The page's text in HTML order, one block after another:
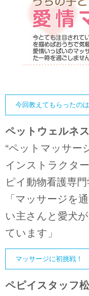
今回教えてもらったのは
ペットウェルネ
“ペットマッサー
インストラクタ
ピイ動物看護専
「マッサージを
い主さんと愛犬
ています」
マッサージに初挑戦！
ペピイスタッフ